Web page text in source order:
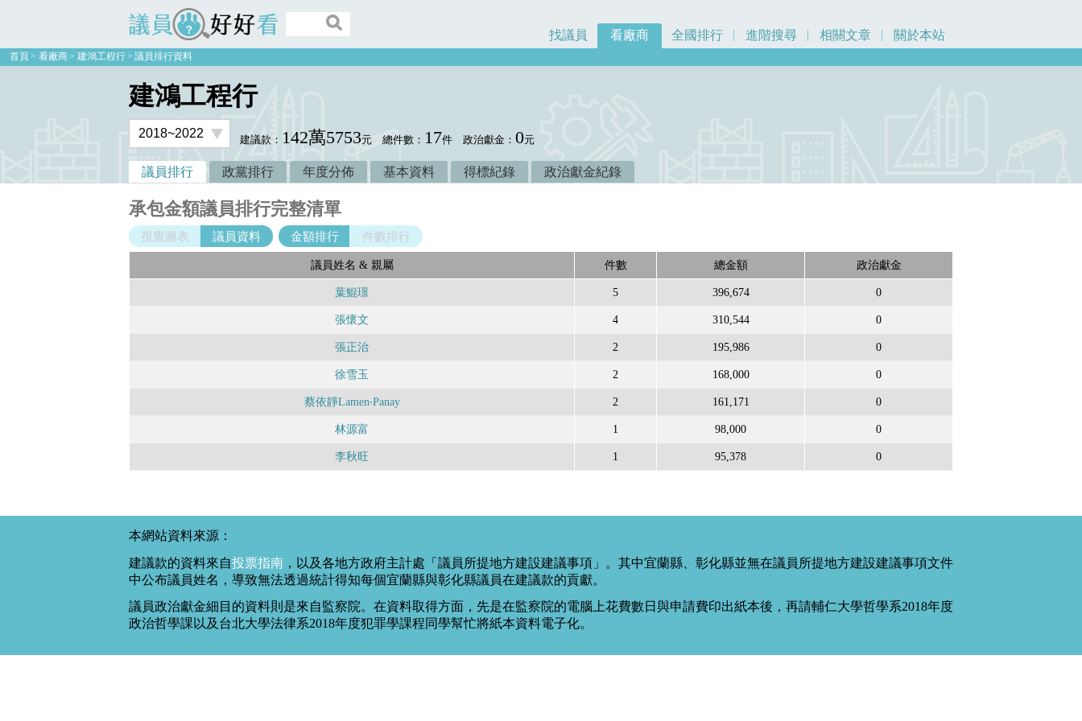
議員好好看
找議員 看廠商 全國排行 進階搜尋 相關文章 關於本站
首頁 看廠商 建鴻工程行 議員排行資料
建鴻工程行
建議款： 142萬5753元 總件數： 17件 政治獻金：0元
議員排行 政黨排行 年度分佈 基本資料 得標紀錄 政治獻金紀錄
承包金額議員排行完整清單
視覺圖表 議員資料 金額排行 件數排行
議員姓名 & 親屬 件數 總金額 政治獻金
葉鯤璟 5 396,674 0
張懷文 4 310,544 0
張正治 2 195,986 0
徐雪玉 2 168,000 0
蔡依靜Lamen‧Panay 2 161,171 0
林源富 1 98,000 0
李秋旺 1 95,378 0
本網站資料來源：
建議款的資料來自投票指南 ，以及各地方政府主計處「議員所提地方建設建議事項」。其中宜蘭縣、彰化縣並無在議員所提地方建設建議事項文件
中公布議員姓名，導致無法透過統計得知每個宜蘭縣與彰化縣議員在建議款的貢獻。
議員政治獻金細目的資料則是來自監察院。在資料取得方面，先是在監察院的電腦上花費數日與申請費印出紙本後，再請輔仁大學哲學系2018年度
政治哲學課以及台北大學法律系2018年度犯罪學課程同學幫忙將紙本資料電子化。